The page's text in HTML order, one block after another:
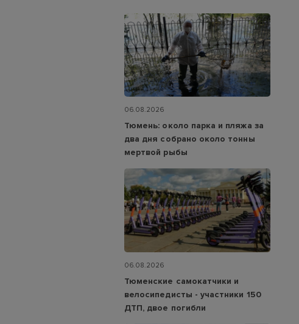
06.08.2026
Тюмень: около парка и пляжа за
два дня собрано около тонны
мертвой рыбы
06.08.2026
Тюменские самокатчики и
велосипедисты - участники 150
ДТП, двое погибли